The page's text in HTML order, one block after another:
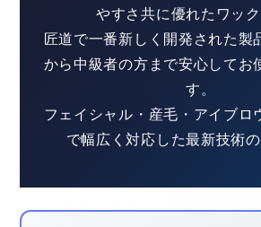
やすさ共に優れたワック
匠道で一番新しく開発された製
から中級者の方まで安心してお
す。
フェイシャル・産毛・アイブロ
で幅広く対応した最新技術の